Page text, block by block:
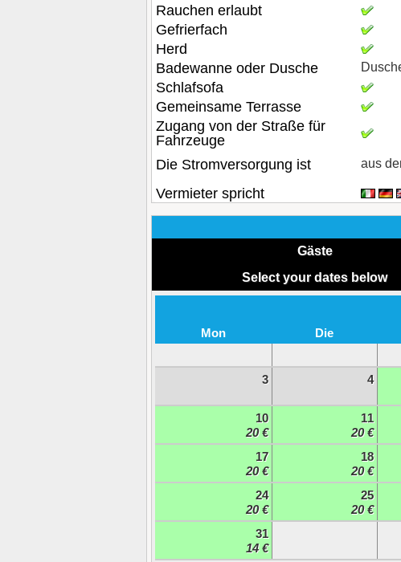
Rauchen erlaubt
Gefrierfach
Herd
Badewanne oder Dusche
Schlafsofa
Gemeinsame Terrasse
Zugang von der Straße für
Fahrzeuge
Die Stromversorgung ist aus
Vermieter spricht
Gäste
Select your dates below
Mon Die
3
4
10
20 €
11
20 €
17
20 €
18
20 €
24
20 €
25
20 €
31
14 €